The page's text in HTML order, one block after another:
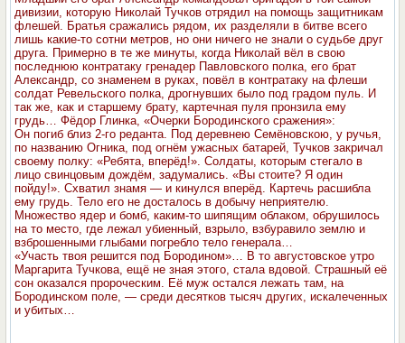
дивизии, которую Николай Тучков отрядил на помощь защитникам
флешей. Братья сражались рядом, их разделяли в битве всего
лишь какие-то сотни метров, но они ничего не знали о судьбе друг
друга. Примерно в те же минуты, когда Николай вёл в свою
последнюю контратаку гренадер Павловского полка, его брат
Александр, со знаменем в руках, повёл в контратаку на флеши
солдат Ревельского полка, дрогнувших было под градом пуль. И
так же, как и старшему брату, картечная пуля пронзила ему
грудь… Фёдор Глинка, «Очерки Бородинского сражения»:
Он погиб близ 2-го реданта. Под деревнею Семёновскою, у ручья,
по названию Огника, под огнём ужасных батарей, Тучков закричал
своему полку: «Ребята, вперёд!». Солдаты, которым стегало в
лицо свинцовым дождём, задумались. «Вы стоите? Я один
пойду!». Схватил знамя — и кинулся вперёд. Картечь расшибла
ему грудь. Тело его не досталось в добычу неприятелю.
Множество ядер и бомб, каким-то шипящим облаком, обрушилось
на то место, где лежал убиенный, взрыло, взбуравило землю и
взброшенными глыбами погребло тело генерала…
«Участь твоя решится под Бородином»… В то августовское утро
Маргарита Тучкова, ещё не зная этого, стала вдовой. Страшный её
сон оказался пророческим. Её муж остался лежать там, на
Бородинском поле, — среди десятков тысяч других, искалеченных
и убитых…